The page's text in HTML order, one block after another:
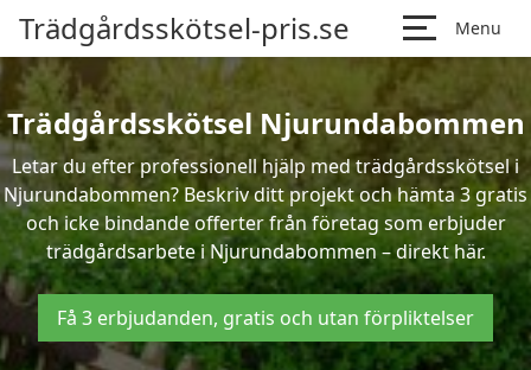
Trädgårdsskötsel-pris.se Menu
Trädgårdsskötsel Njurundabommen
Letar du efter professionell hjälp med trädgårdsskötsel i
Njurundabommen? Beskriv ditt projekt och hämta 3 gratis
och icke bindande offerter från företag som erbjuder
trädgårdsarbete i Njurundabommen – direkt här.
Få 3 erbjudanden, gratis och utan förpliktelser